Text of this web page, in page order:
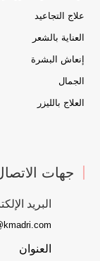
علاج التجاعيد
العناية بالشعر
إنعاش البشرة
الجمال
العلاج بالليزر
جهات
البريد
العنوان